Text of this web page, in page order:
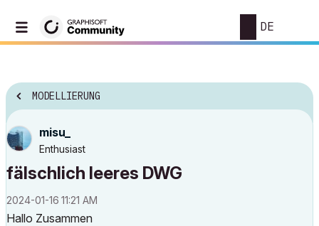
DE
MODELLIERUNG
misu_
Enthusiast
fälschlich leeres DWG
‎2024-01-16 11:21 AM
Hallo Zusammen